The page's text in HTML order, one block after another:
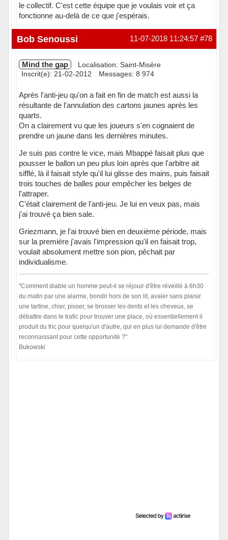
le collectif. C'est cette équipe que je voulais voir et ça
fonctionne au-delà de ce que j'espérais.
Hors ligne #78
11-07-2018 11:24:57
Bob Senoussi
Mind the gap
Localisation: Saint-Misère
Inscrit(e): 21-02-2012
Messages: 8 974
Après l'anti-jeu qu'on a fait en fin de match est aussi la
résultante de l'annulation des cartons jaunes après les
quarts.
On a clairement vu que les joueurs s'en cognaient de
prendre un jaune dans les dernières minutes.
Je suis pas contre le vice, mais Mbappé faisait plus que
pousser le ballon un peu plus loin après que l'arbitre ait
sifflé, là il faisait style qu'il lui glisse des mains, puis faisait
trois touches de balles pour empêcher les belges de
l'attraper.
C'était clairement de l'anti-jeu. Je lui en veux pas, mais
j'ai trouvé ça bien sale.
Griezmann, je l'ai trouvé bien en deuxième période, mais
sur la première j'avais l'impression qu'il en faisait trop,
voulait absolument mettre son pion, pêchait par
individualisme.
"Comment diable un homme peut-il se réjouir d'être réveillé à 6h30
du matin par une alarme, bondir hors de son lit, avaler sans plaisir
une tartine, chier, pisser, se brosser les dents et les cheveux, se
débattre dans le trafic pour trouver une place, où essentiellement il
produit du fric pour quelqu'un d'autre, qui en plus lui demande d'être
reconnaissant pour cette opportunité ?"
Bukowski